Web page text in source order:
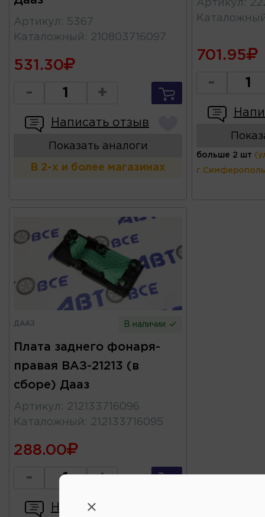
Артикул : 5367
Каталожный : 210803716097
531.30
- +
Написать отзыв
Показать аналоги
В 2-х и более магазинах
Артикул :
701.95
-
больше 2 шт
ДААЗ В наличии
Плата заднего фонаря-
правая ВАЗ-21213 (в
сборе) Дааз
Артикул : 212133716096
Каталожный : 212133716095
288.00
- +
Написать отзыв